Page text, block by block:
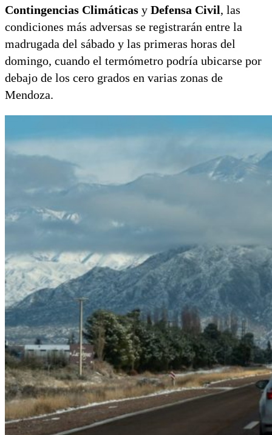
Contingencias Climáticas y Defensa Civil, las
condiciones más adversas se registrarán entre la
madrugada del sábado y las primeras horas del
domingo, cuando el termómetro podría ubicarse por
debajo de los cero grados en varias zonas de
Mendoza.